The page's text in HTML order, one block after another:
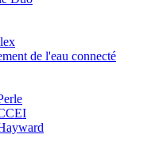
de l'eau connecté